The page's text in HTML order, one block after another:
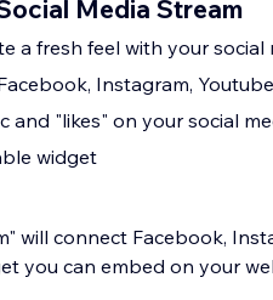
Media Stream
a fresh feel with your social
Instagram,
and "likes" on your social
widget
will connect Facebook,
you can embed on your